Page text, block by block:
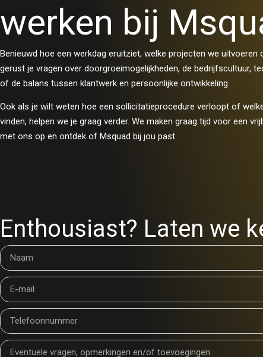
werken bij
Benieuwd hoe een werkdag eruitziet, welke projecten we
gerust je vragen over doorgroeimogelijkheden, de bedrijfscultuur,
of de balans tussen klantwerk en persoonlijke ontwikkeling.
Ook als je wilt weten hoe een sollicitatieprocedure verloopt of
vinden, helpen we je graag verder. We maken graag tijd voor een
met ons op en ontdek of Msquad bij jou past.
Enthousiast? Laten we